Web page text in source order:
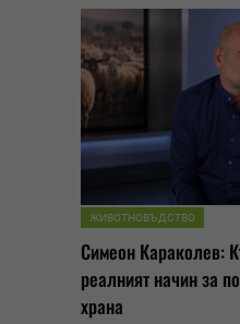
ЖИВОТНОВЪДСТВО
Симеон Караколев:
реалният начин за
храна